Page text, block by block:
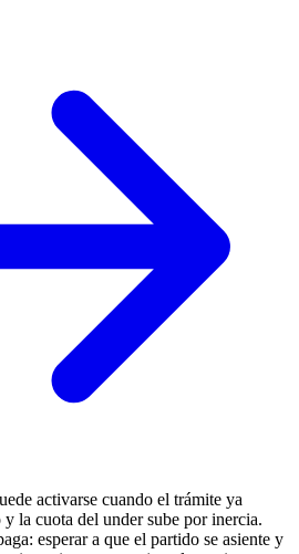
activarse cuando el trámite ya
la cuota del under sube por inercia.
esperar a que el partido se asiente y